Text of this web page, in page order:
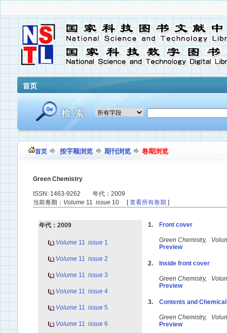
首页
首页 按字顺浏览 期刊浏览 卷期浏览
Green Chemistry
ISSN: 1463-9262 年代：2009
当前卷期： Volume 11 issue 10 [查看所有卷期 ]
年代：2009
Volume 11 issue 1
Volume 11 issue 2
Volume 11 issue 3
Volume 11 issue 4
Volume 11 issue 5
Volume 11 issue 6
1. Front cover
Green Chemistry,
Preview
2. Inside front cover
Green Chemistry,
Preview
3. Contents and Chemical
Green Chemistry,
Preview